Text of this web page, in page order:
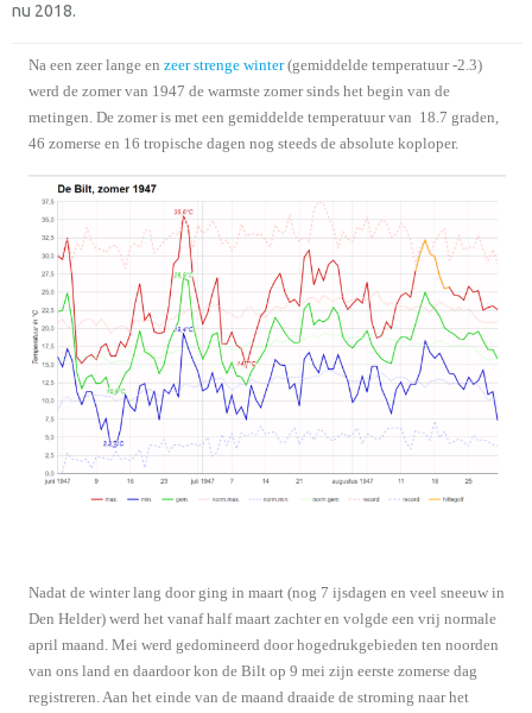
nu 2018.
Na een zeer lange en zeer strenge winter(gemiddelde temperatuur -2.3)
werd de zomer van 1947 de warmste zomer sinds het begin van de
metingen. De zomer is met een gemiddelde temperatuur van 18.7 graden,
46 zomerse en 16 tropische dagen nog steeds de absolute koploper.
Nadat de winter lang door ging in maart (nog 7 ijsdagen en veel sneeuw in
Den Helder) werd het vanaf half maart zachter en volgde een vrij normale
april maand. Mei werd gedomineerd door hogedrukgebieden ten noorden
van ons land en daardoor kon de Bilt op 9 mei zijn eerste zomerse dag
registreren. Aan het einde van de maand draaide de stroming naar het